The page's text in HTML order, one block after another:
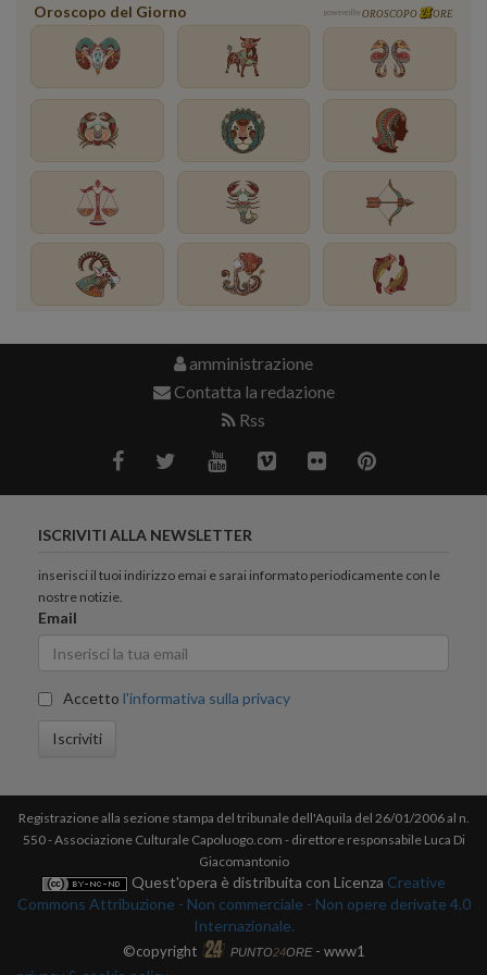
Oroscopo del Giorno powered by OROSCOPO ORE
amministrazione
Contatta la redazione
Rss
ISCRIVITI ALLA NEWSLETTER
inserisci il tuoi indirizzo emai e sarai informato periodicamente con le
nostre notizie.
Email
Accetto l'informativa sulla privacy
Iscriviti
Registrazione alla sezione stampa del tribunale dell'Aquila del 26/01/2006 al n.
550 - Associazione Culturale Capoluogo.com - direttore responsabile Luca Di
Giacomantonio
Quest'opera è distribuita con Licenza Creative
Commons Attribuzione - Non commerciale - Non opere derivate 4.0
Internazionale.
©copyright PUNTO24ORE- www1